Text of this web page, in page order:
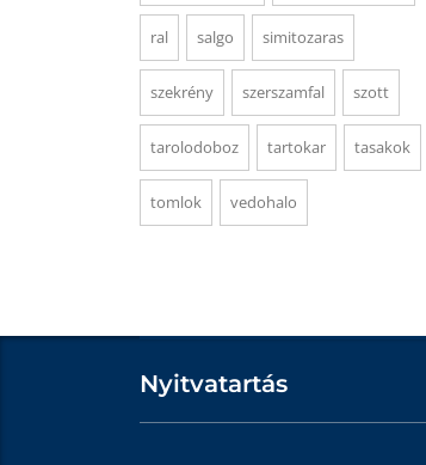
ral salgo simitozaras
szekrény szerszamfal szott
tarolodoboz tartokar tasakok
tomlok vedohalo
Nyitvatartás